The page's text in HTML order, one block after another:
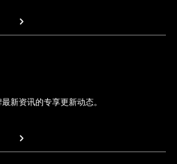
新资讯的专享更新动态。